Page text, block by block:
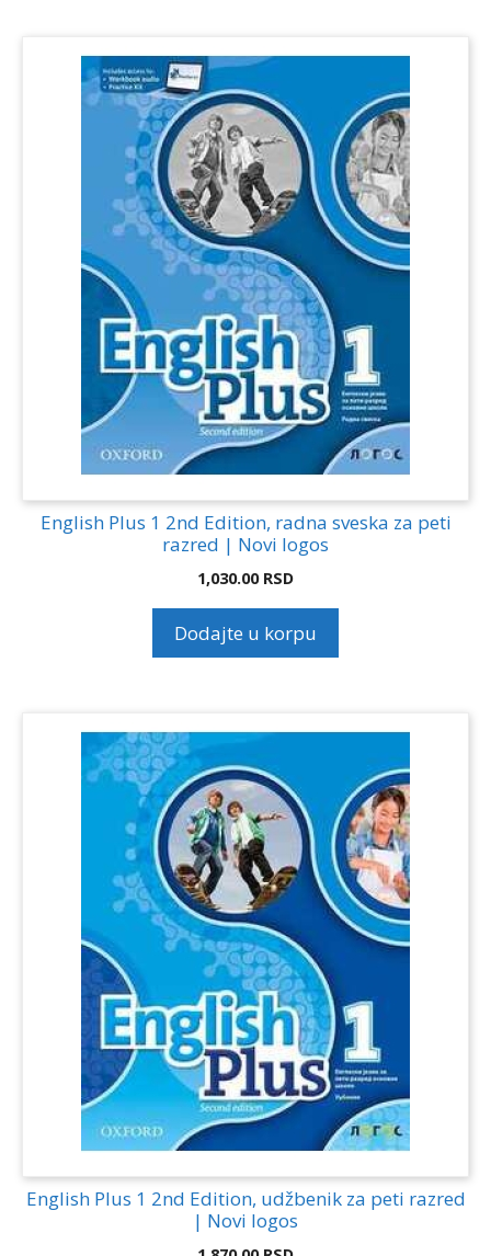
English Plus 1 2nd Edition, radna sveska za peti
razred | Novi logos
1,030.00 RSD
Dodajte u korpu
English Plus 1 2nd Edition, udžbenik za peti razred
| Novi logos